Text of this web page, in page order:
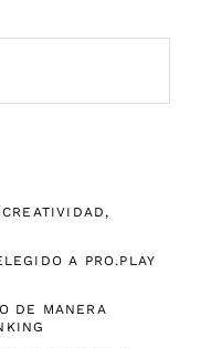
A PRO.PLAY
DE MANERA